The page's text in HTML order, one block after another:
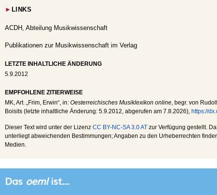
► LINKS
ACDH, Abteilung Musikwissenschaft
Publikationen zur Musikwissenschaft im Verlag
LETZTE INHALTLICHE ÄNDERUNG
5.9.2012
EMPFOHLENE ZITIERWEISE
MK , Art. „Frim, Erwin“, in: Oesterreichisches Musiklexikon online , begr. von
Boisits (letzte inhaltliche Änderung: 5.9.2012 , abgerufen am 7.8.2026), https://
Dieser Text wird unter der Lizenz CC BY-NC-SA 3.0 AT zur Verfügung gestellt.
unterliegt abweichenden Bestimmungen; Angaben zu den Urheberrechten
Medien.
Das oemlist...